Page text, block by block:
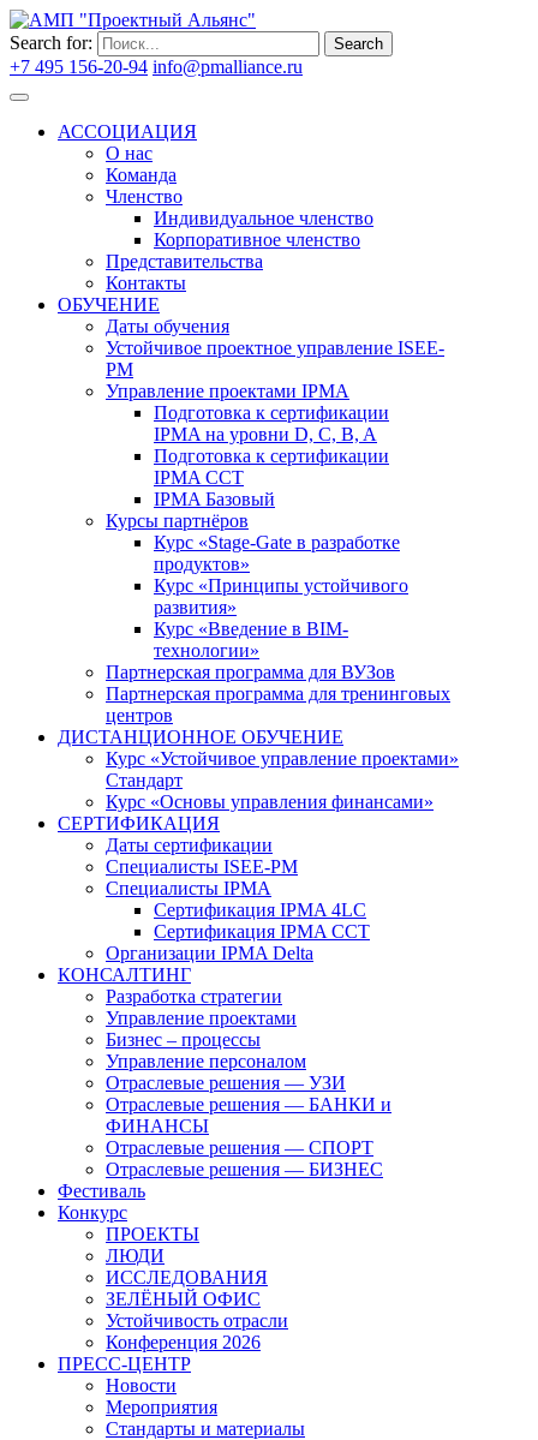
Search for: Search
+7 495 156-20-94 info@pmalliance.ru
АССОЦИАЦИЯ
О нас
Команда
Членство
Индивидуальное членство
Корпоративное членство
Представительства
Контакты
ОБУЧЕНИЕ
Даты обучения
Устойчивое проектное управление ISEE-
PM
Управление проектами IPMA
Подготовка к сертификации
IPMA на уровни D, C, B, A
Подготовка к сертификации
IPMA CCT
IPMA Базовый
Курсы партнёров
Курс «Stage-Gate в разработке
продуктов»
Курс «Принципы устойчивого
развития»
Курс «Введение в BIM-
технологии»
Партнерская программа для ВУЗов
Партнерская программа для тренинговых
центров
ДИСТАНЦИОННОЕ ОБУЧЕНИЕ
Курс «Устойчивое управление проектами»
Стандарт
Курс «Основы управления финансами»
СЕРТИФИКАЦИЯ
Даты сертификации
Специалисты ISEE-PM
Специалисты IPMA
Сертификация IPMA 4LC
Сертификация IPMA CCT
Организации IPMA Delta
КОНСАЛТИНГ
Разработка стратегии
Управление проектами
Бизнес – процессы
Управление персоналом
Отраслевые решения — УЗИ
Отраслевые решения — БАНКИ и
ФИНАНСЫ
Отраслевые решения — СПОРТ
Отраслевые решения — БИЗНЕС
Фестиваль
Конкурс
ПРОЕКТЫ
ЛЮДИ
ИССЛЕДОВАНИЯ
ЗЕЛЁНЫЙ ОФИС
Устойчивость отрасли
Конференция 2026
ПРЕСС-ЦЕНТР
Новости
Мероприятия
Стандарты и материалы